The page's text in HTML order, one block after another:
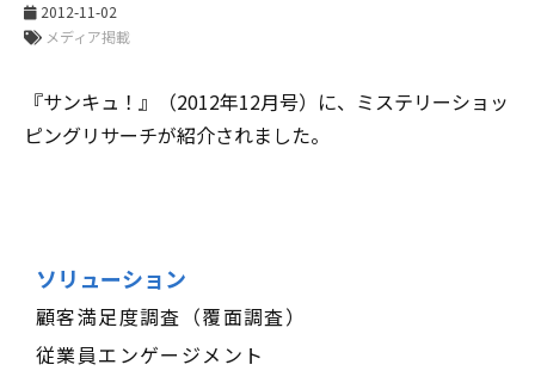
企業情報
2012-11-02
メディア掲載
『サンキュ！』（2012年12月号）に、ミステリーショッ
ピングリサーチが紹介されました。
ソリューション
顧客満足度調査（覆面調査）
従業員エンゲージメント